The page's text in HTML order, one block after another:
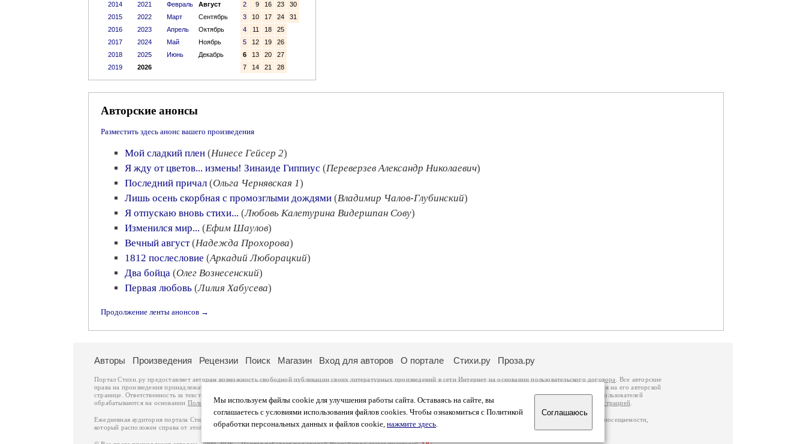
2014
2015
2016
2017
2018
2019
2021
2022
2023
2024
2025
2026
Февраль
Август
Март
Сентябрь
Апрель
Октябрь
Май
Ноябрь
Июнь
Декабрь
2
9 16 23
30
3
10 17 24
31
4
11 18
25
5
12 19
26
6
13 20
27
7
14 21 28
Авторские анонсы
Разместить здесь анонс вашего произведения
Мой сладкий плен (Нинесе Гейсер 2)
Я жду от цветов... измены! Зинаиде Гиппиус (Переверзев Александр Николаевич)
Последний причал (Ольга Чернявская 1)
Лишь осень скорбная с промозглыми дождями (Владимир Чалов-Глубинский)
Я отпускаю вновь стихи... (Любовь Калетурина Видершпан Сову)
Изменился мир... (Ефим Шаулов)
Вечный август(Надежда Прохорова)
1812 послесловие (Аркадий Люборацкий)
Два бойца (Олег Вознесенский)
Первая любовь (Лилия Хабусева)
Продолжение ленты анонсов →
Мы используем файлы cookie для улучшения работы сайта. Оставаясь на сайте, вы
соглашаетесь с условиями использования файлов cookies. Чтобы ознакомиться с Политикой
обработки персональных данных и файлов cookie, нажмите здесь.
Соглашаюсь
Авторы Произведения Рецензии Поиск Магазин Вход для авторов О портале Стихи.ру Проза.ру
Портал Стихи.ру предоставляет авторам возможность свободной публикации своих литературных произведений в сети Интернет на основаниипользовательского договора
. Все авторские
права на произведения принадлежат авторам и охраняются
. Перепечатка произведений возможна только с согласия его автора, к которому вы можете обратиться на его авторской
странице. Ответственность за тексты произведений авторы несут самостоятельно на основании
законодательства Российской Федерации. Данные пользователей
обрабатываются на основании Политики обработки персональных данных. Вы также можете посмотреть более подробнуюинформацию о портале связаться с администрацией
Ежедневная аудитория портала Стихи.ру – порядка 200 тысяч посетителей, которые в общей сумме просматривают более двух миллионов страниц по данным счетчика посещаемости,
который расположен справа от этого текста. В каждой графе указано по две цифры: количество просмотров и количество посетителей.